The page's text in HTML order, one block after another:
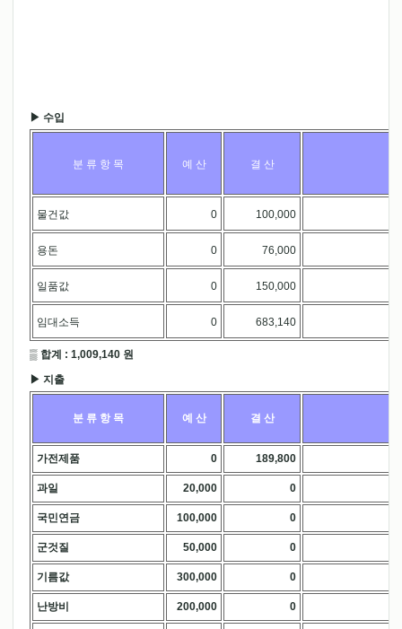
▶ 수입
분 류 항 목 예 산 결 산
물건값 0 100,000
용돈 0 76,000
일품값 0 150,000
임대소득 0 683,140
▒ 합계 : 1,009,140 원
▶ 지출
분 류 항 목 예 산 결 산
가전제품 0 189,800
과일 20,000 0
국민연금 100,000 0
군것질 50,000 0
기름값 300,000 0
난방비 200,000 0